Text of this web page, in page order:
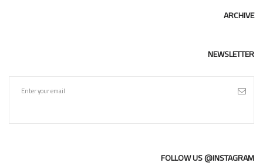
ARCHIVE
NEWSLETTER
FOLLOW US @INSTAGRAM